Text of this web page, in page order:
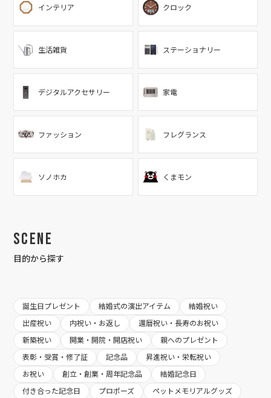
インテリア クロック
生活雑貨 ステーショナリー
デジタルアクセサリー 家電
ファッション フレグランス
ソノホカ くまモン
Scene
目的から探す
誕生日プレゼント 結婚式の演出アイテム
結婚祝い
出産祝い
内祝い・お返し
還暦祝い・長寿のお祝い
新築祝い
開業・開院・開店祝い
親へのプレゼント
表彰・受賞・修了証
記念品
昇進祝い・栄転祝い
お祝い
創立・創業・周年記念品
結婚記念日
付き合った記念日
プロポーズ
ペットメモリアルグッズ